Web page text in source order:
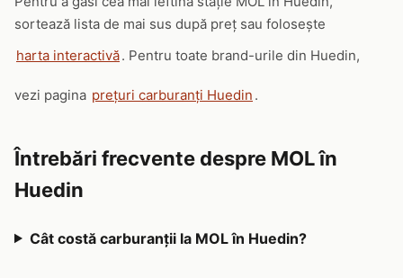
sortează lista de mai sus după preț sau folosește
harta interactivă. Pentru toate brand-urile din Huedin,
vezi pagina prețuri carburanți Huedin .
Întrebări frecvente despre MOL în
Huedin
Cât costă carburanții la MOL în Huedin?